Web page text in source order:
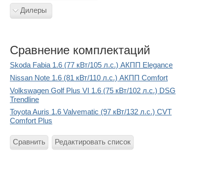
Дилеры
Сравнение комплектаций
Skoda Fabia 1.6 (77 кВт/105 л.с.) АКПП Elegance
Nissan Note 1.6 (81 кВт/110 л.с.) АКПП Comfort
Volkswagen Golf Plus VI 1.6 (75 кВт/102 л.с.) DSG
Trendline
Toyota Auris 1.6 Valvematic (97 кВт/132 л.с.) CVT
Comfort Plus
Сравнить Редактировать список